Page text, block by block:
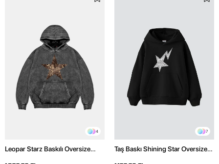
4
Leopar Starz Baskılı Oversize
7
Taş Baskı Shining Star Oversize